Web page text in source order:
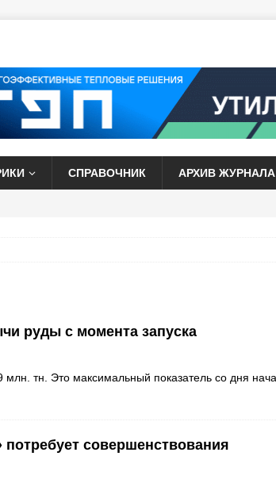
СПРАВОЧНИК АРХИВ ЖУРНАЛА
руды с момента запуска
тн. Это максимальный показатель со дня
совершенствования